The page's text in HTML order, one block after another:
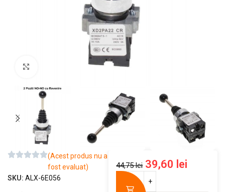
Mărește imaginea
(Acest produs nu a
fost evaluat)
SKU: ALX-6E056
44,75lei 39,60 lei